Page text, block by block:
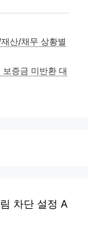
산/채무 상황별
증금 미반환 대
차단 설정 A